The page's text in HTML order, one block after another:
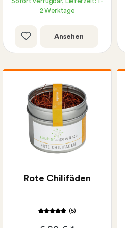
2 Werktage
Ansehen
Rote Chilifäden
(5)